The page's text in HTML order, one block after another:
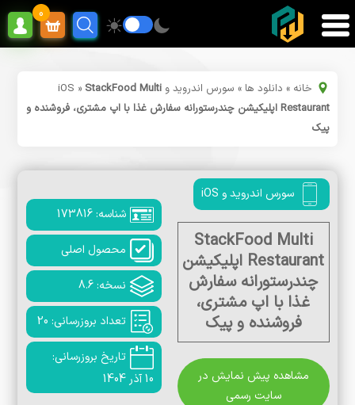
0
خانه » دانلود ها » سورس اندروید و iOS » StackFood Multi
Restaurant اپلیکیشن چندرستورانه سفارش غذا با اپ مشتری، فروشنده و
پیک
سورس اندروید و iOS
StackFood Multi
Restaurant اپلیکیشن
چندرستورانه سفارش
غذا با اپ مشتری،
فروشنده و پیک
مشاهده پیش نمایش در
سایت رسمی
شناسه: 173816
محصول اصلی
نسخه: 8.6
تعداد بروزرسانی: 20
تاریخ بروزرسانی:
10 آذر 1404